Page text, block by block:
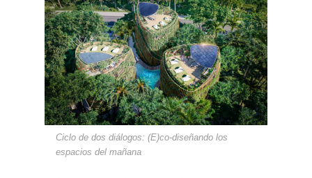
Ciclo de dos diálogos: (E)co-diseñando los
espacios del mañana